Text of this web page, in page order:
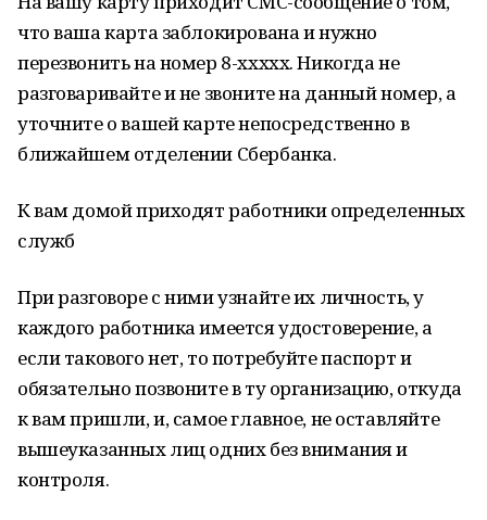
что ваша карта заблокирована и нужно
перезвонить на номер 8-xxxxx. Никогда не
разговаривайте и не звоните на данный номер, а
уточните о вашей карте непосредственно в
ближайшем отделении Сбербанка.
К вам домой приходят работники определенных
служб
При разговоре с ними узнайте их личность, у
каждого работника имеется удостоверение, а
если такового нет, то потребуйте паспорт и
обязательно позвоните в ту организацию, откуда
к вам пришли, и, самое главное, не оставляйте
вышеуказанных лиц одних без внимания и
контроля.